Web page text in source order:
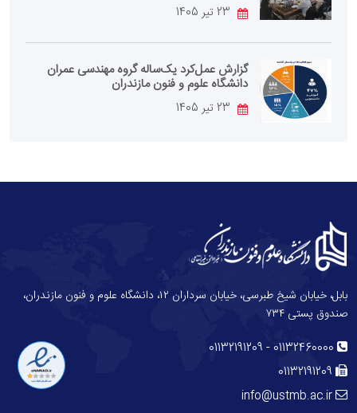
گزارش عمل‌کرد یک‌ساله گروه مهندسی عمران
دانشگاه علوم و فنون مازندران
بابل، خیابان شیخ طبرسی، خیابان سرداران ۱۲، دانشگاه علوم و فنون مازندران،
صندوق پستی ۷۳۴
01132460000
-
01132191209
01132191209
info@ustmb.ac.ir